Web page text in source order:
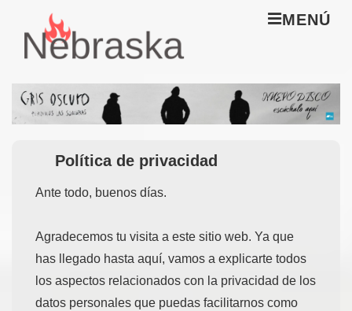
Saltar
principalprincipal
MENÚ
Política de privacidad
Ante todo, buenos días.
Agradecemos tu visita a este sitio web. Ya que
has llegado hasta aquí, vamos a explicarte todos
los aspectos relacionados con la privacidad de los
datos personales que puedas facilitarnos como